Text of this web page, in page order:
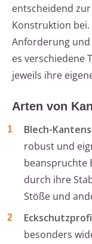
entscheidend
Konstruktion bei.
Anforderung
es verschiedene
jeweils ihre
Arten von
Blech-
robust und
beanspruchte
durch ihre
Stöße und
besonders